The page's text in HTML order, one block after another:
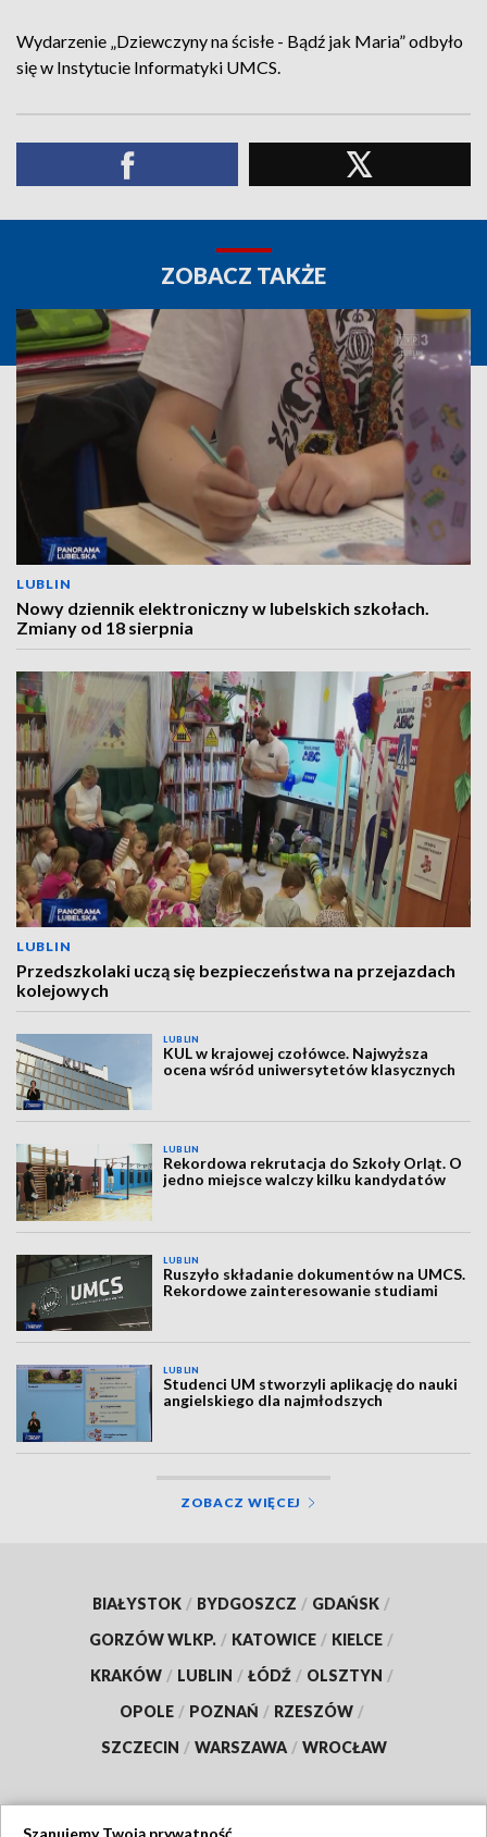
Wydarzenie „Dziewczyny na ścisłe - Bądź jak Maria” odbyło
się w Instytucie Informatyki UMCS.
ZOBACZ TAKŻE
LUBLIN
Nowy dziennik elektroniczny w lubelskich szkołach.
Zmiany od 18 sierpnia
LUBLIN
Przedszkolaki uczą się bezpieczeństwa na przejazdach
kolejowych
LUBLIN
KUL w krajowej czołówce. Najwyższa
ocena wśród uniwersytetów klasycznych
LUBLIN
Rekordowa rekrutacja do Szkoły Orląt. O
jedno miejsce walczy kilku kandydatów
LUBLIN
Ruszyło składanie dokumentów na UMCS.
Rekordowe zainteresowanie studiami
LUBLIN
Studenci UM stworzyli aplikację do nauki
angielskiego dla najmłodszych
ZOBACZ WIĘCEJ
BIAŁYSTOK / BYDGOSZCZ / GDAŃSK /
GORZÓW WLKP. / KATOWICE / KIELCE /
KRAKÓW / LUBLIN / ŁÓDŹ / OLSZTYN /
OPOLE / POZNAŃ / RZESZÓW /
SZCZECIN / WARSZAWA / WROCŁAW
Szanujemy Twoją prywatność